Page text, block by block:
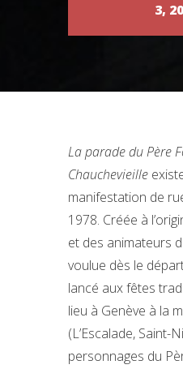
3,
La parade du Père
Chauchevieille
manifestation de
1978. Créée à
et des animateurs
voulue dès le
lancé aux fêtes
lieu à Genève à la
(L’Escalade, Saint-
personnages du